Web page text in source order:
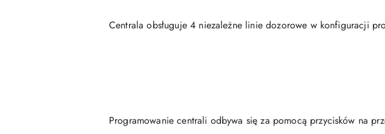
Centrala obsługuje 4 niezależne linie dozorowe w konfiguracji
Programowanie centrali odbywa się za pomocą przycisków na